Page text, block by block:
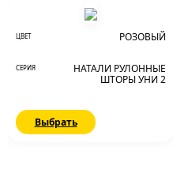
ЦВЕТ РОЗОВЫЙ
СЕРИЯ
НАТАЛИ РУЛОННЫЕ
ШТОРЫ УНИ 2
Выбрать